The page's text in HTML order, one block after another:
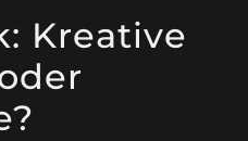
Kreative